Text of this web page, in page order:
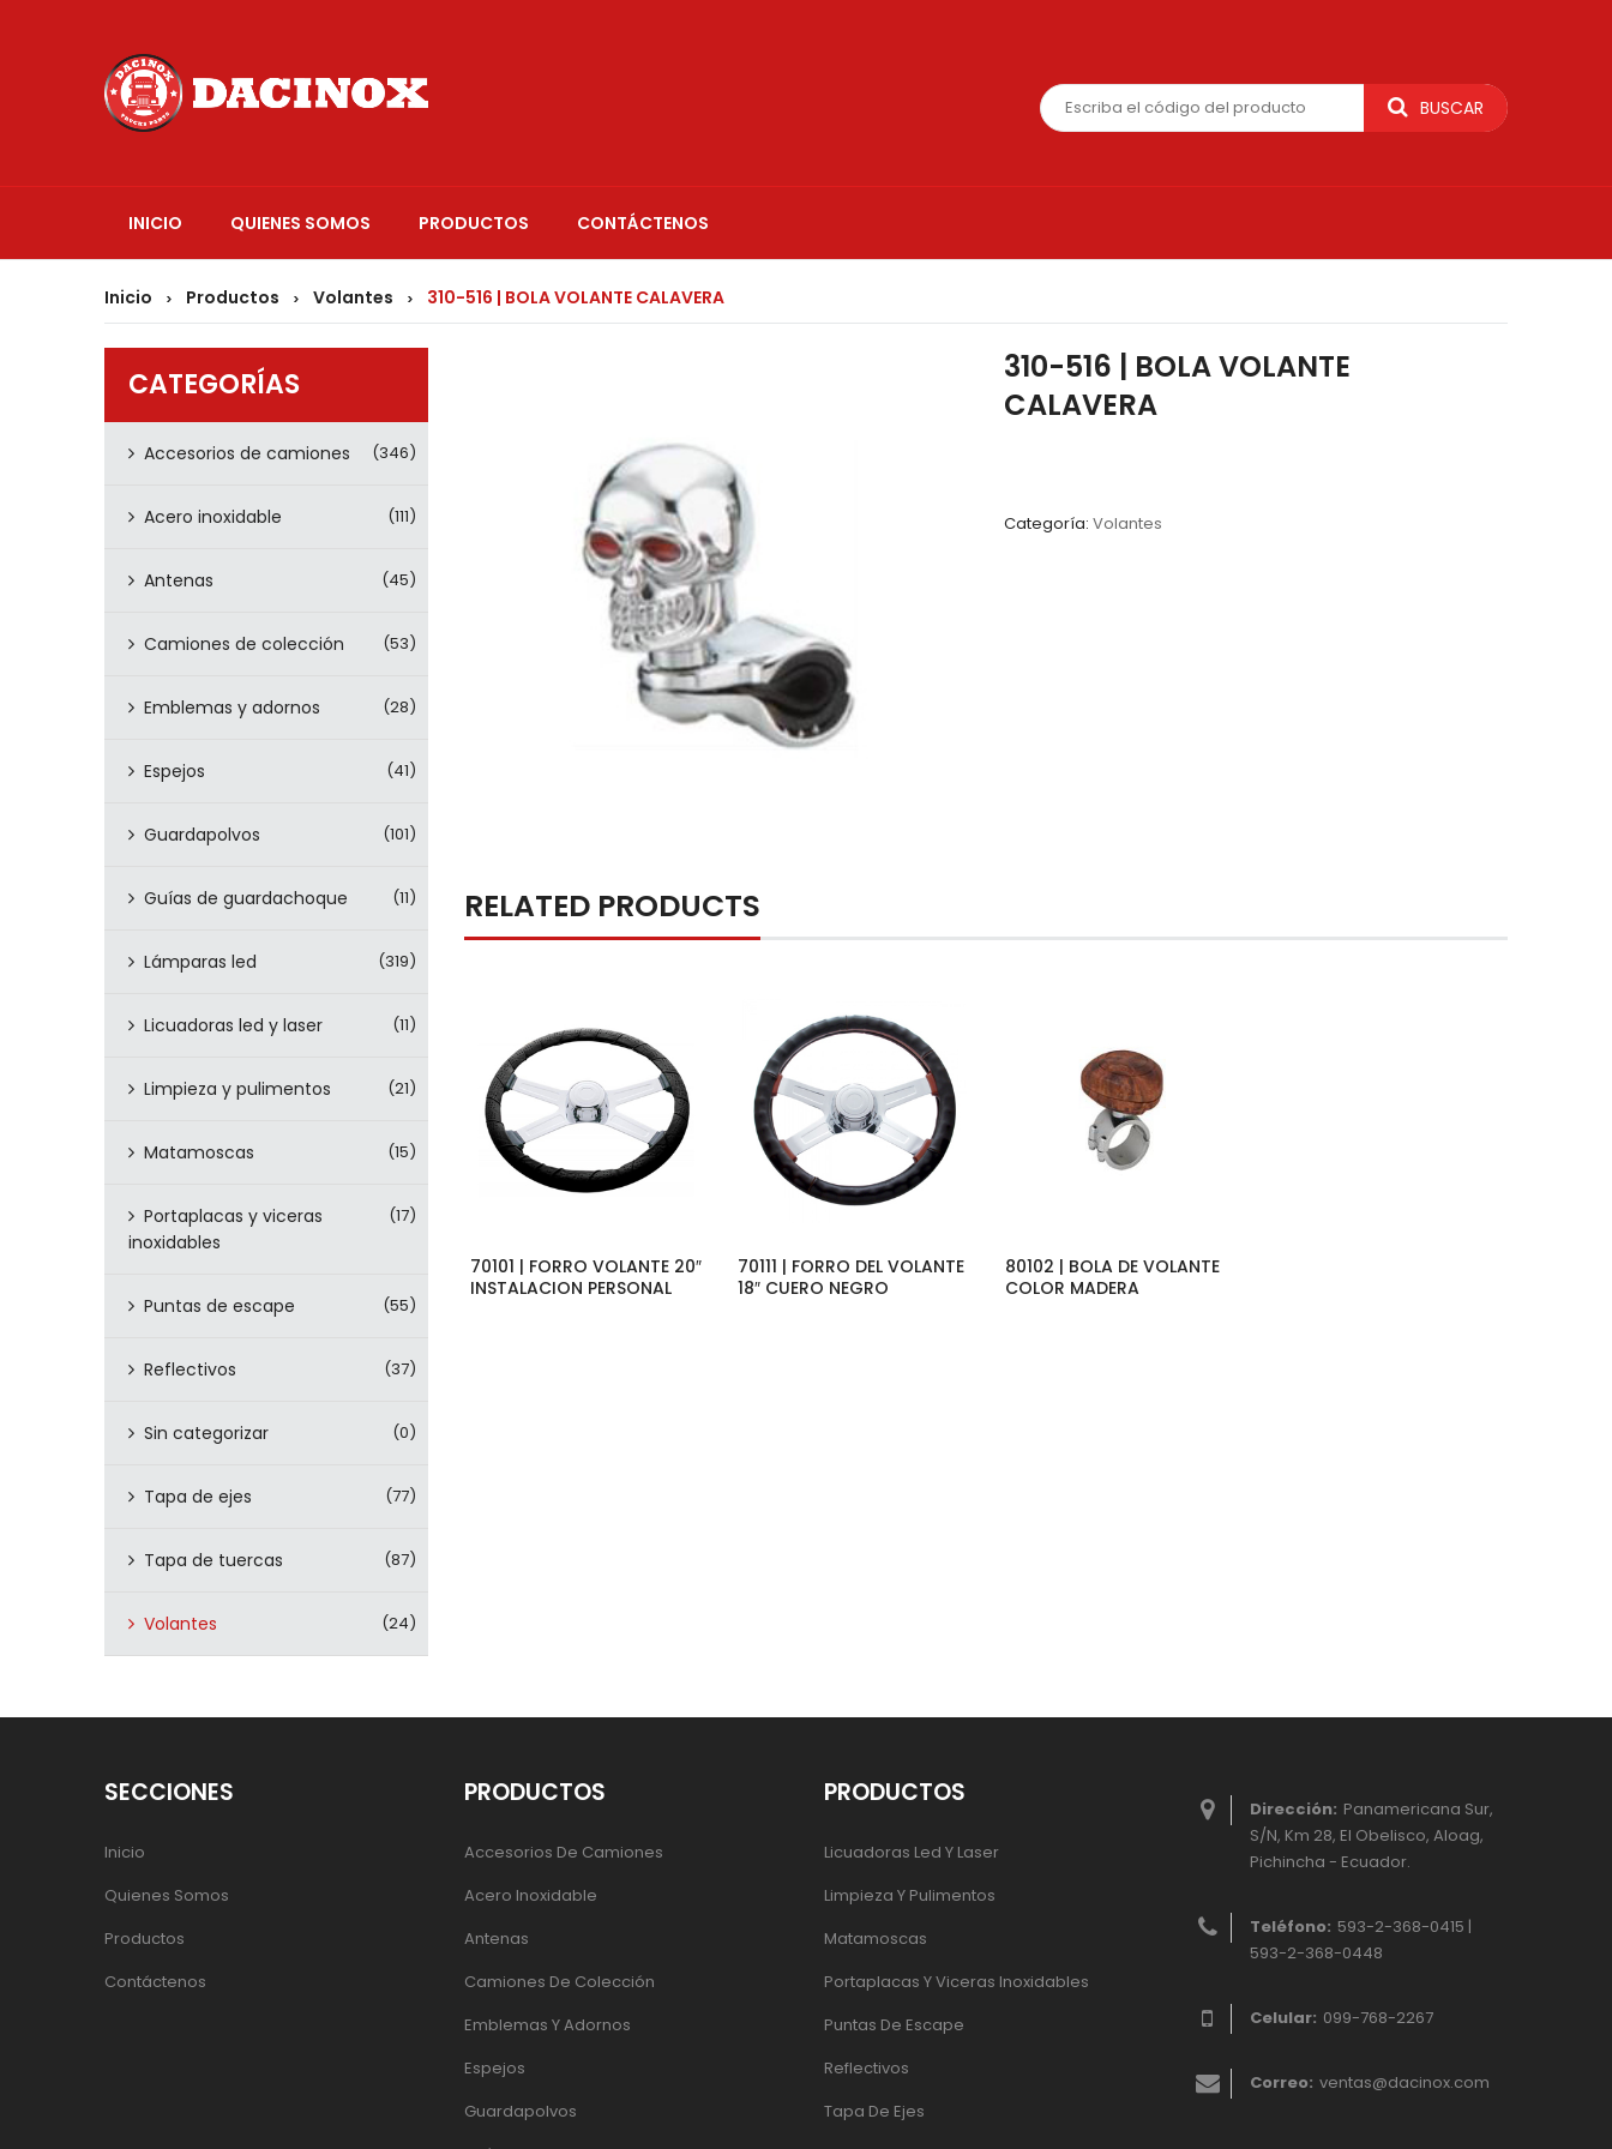
BUSCAR
INICIO QUIENES SOMOS PRODUCTOS CONTÁCTENOS
Inicio > Productos > Volantes > 310-516 | BOLA VOLANTE CALAVERA
CATEGORÍAS
Accesorios de camiones (346)
Acero inoxidable (111)
Antenas (45)
Camiones de colección (53)
Emblemas y adornos (28)
Espejos (41)
Guardapolvos (101)
Guías de guardachoque (11)
Lámparas led (319)
Licuadoras led y laser (11)
Limpieza y pulimentos (21)
Matamoscas (15)
Portaplacas y viceras
inoxidables
(17)
Puntas de escape (55)
Reflectivos (37)
Sin categorizar (0)
Tapa de ejes (77)
Tapa de tuercas (87)
Volantes (24)
310-516 | BOLA VOLANTE
CALAVERA
Categoría: Volantes
RELATED PRODUCTS
70101 | FORRO VOLANTE 20″
INSTALACION PERSONAL
70111 | FORRO DEL VOLANTE
18″ CUERO NEGRO
80102 | BOLA DE VOLANTE
COLOR MADERA
Dirección: Panamericana Sur,
S/N, Km 28, El Obelisco, Aloag,
Pichincha - Ecuador.
Teléfono: 593-2-368-0415 |
593-2-368-0448
Celular: 099-768-2267
Correo: ventas@dacinox.com
SECCIONES
Inicio
Quienes Somos
Productos
Contáctenos
PRODUCTOS
Accesorios De Camiones
Acero Inoxidable
Antenas
Camiones De Colección
Emblemas Y Adornos
Espejos
Guardapolvos
PRODUCTOS
Licuadoras Led Y Laser
Limpieza Y Pulimentos
Matamoscas
Portaplacas Y Viceras Inoxidables
Puntas De Escape
Reflectivos
Tapa De Ejes